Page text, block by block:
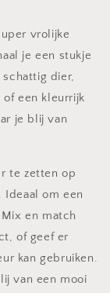
vrolijke
je een stukje
dier,
een kleurrijk
je blij van
te zetten op
Ideaal om een
en match
of geef er
kan gebruiken.
van een mooi